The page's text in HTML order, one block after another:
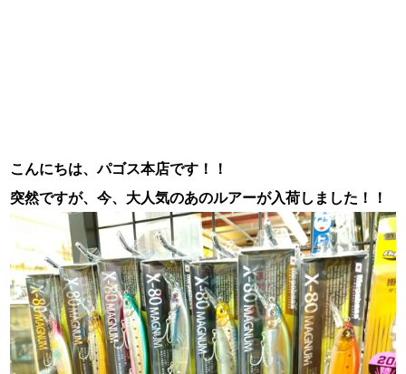
こんにちは、パゴス本店です！！
突然ですが、今、大人気のあのルアーが入荷しました！！